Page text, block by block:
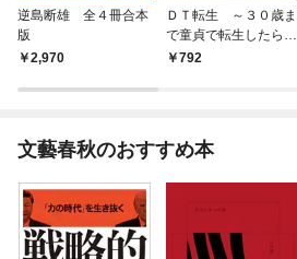
逆島断雄 全４冊合本
版
2,970
ＤＴ転生 ～３０歳ま
で童貞で転生したら、
史上最強の魔法使いに
792
文藝春秋のおすすめ本